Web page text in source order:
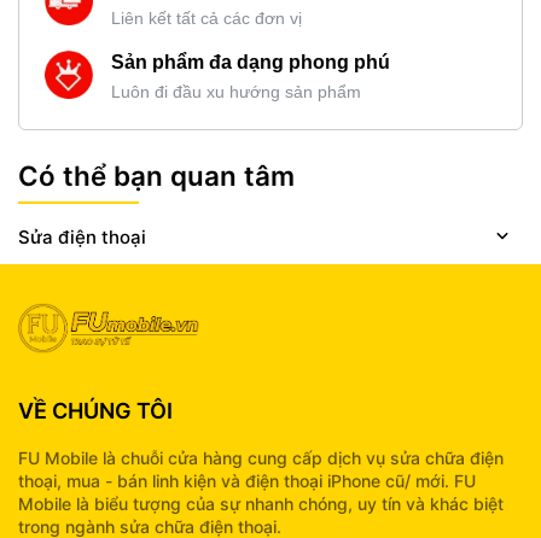
Liên kết tất cả các đơn vị
Sản phẩm đa dạng phong phú
Luôn đi đầu xu hướng sản phẩm
Có thể bạn quan tâm
Sửa điện thoại
VỀ CHÚNG TÔI
FU Mobile là chuỗi cửa hàng cung cấp dịch vụ sửa chữa điện
thoại, mua - bán linh kiện và điện thoại iPhone cũ/ mới. FU
Mobile là biểu tượng của sự nhanh chóng, uy tín và khác biệt
trong ngành sửa chữa điện thoại.